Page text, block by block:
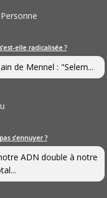
elle radicalisée ?
de Mennel : "Selem...
s’ennuyer ?
ADN double à notre